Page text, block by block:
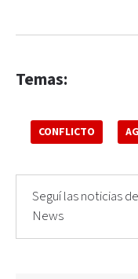
Temas:
CONFLICTO
Seguí las noticias
News